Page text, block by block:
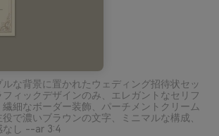
な背景に置かれたウェディング招待状セッ
フィックデザインのみ、エレガントなセリフ
細なボーダー装飾、パーチメントクリーム
で濃いブラウンの文字、ミニマルな構成、
なし --ar 3:4